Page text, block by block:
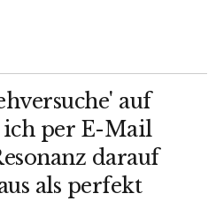
auf
ich per E-Mail
darauf
als perfekt